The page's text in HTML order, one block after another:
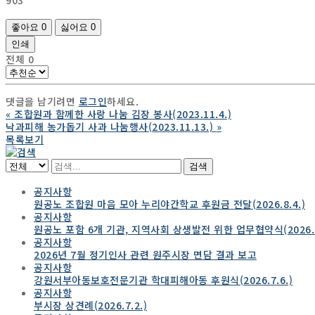
좋아요 0 싫어요 0
인쇄
전체 0
댓글을 남기려면 로그인하세요.
« 조합원과 함께한 사랑 나눔 김장 봉사(2023.11.4.)
낙과피해 농가돕기 사과 나눔행사(2023.11.13.) »
목록보기
검색
공지사항
원공노 조합원 마음 모아 누리야간학교 후원금 전달(2026.8.4.)
공지사항
원공노 포함 6개 기관, 지역사회 상생발전 위한 업무협약식
공지사항
2026년 7월 정기인사 관련 원주시장 면담 결과 보고
공지사항
강원서부아동보호전문기관 학대피해아동 후원식(2026.7.6.)
공지사항
부시장 상견례(2026.7.2.)